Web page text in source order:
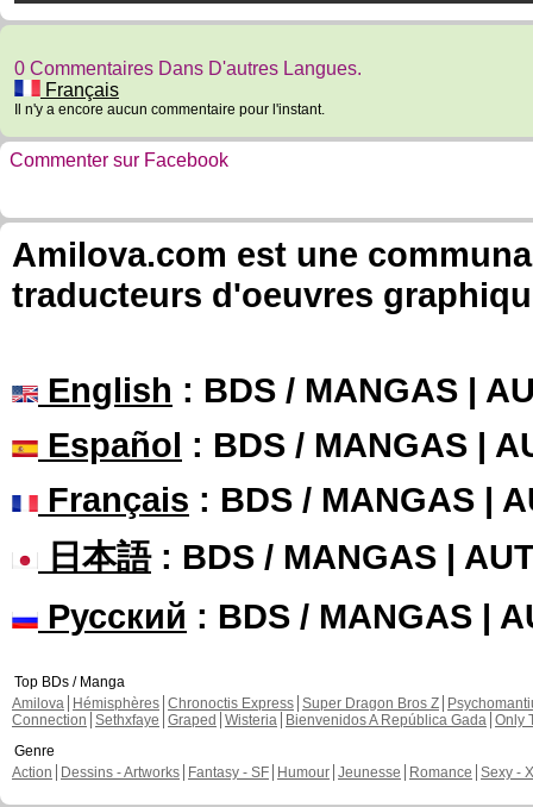
0 Commentaires Dans D'autres Langues.
Français
Il n'y a encore aucun commentaire pour l'instant.
Commenter sur Facebook
Amilova.com est une
traducteurs d'oeuvres
English : BDS / MANGAS |
Español : BDS / MANGAS |
Français : BDS / MANGAS |
日本語: BDS / MANGAS |
Русский : BDS / MANGAS |
Top BDs / Manga
Amilova
Hémisphères Chronoctis Express Super Dragon Bros Z
Connection Sethxfaye Graped Wisteria Bienvenidos A República Gada Only
Genre
Action
Dessins - Artworks Fantasy - SF Humour Jeunesse Romance Sexy -